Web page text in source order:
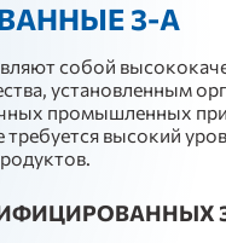
3-A
собой
установленным
промышленных
высокий